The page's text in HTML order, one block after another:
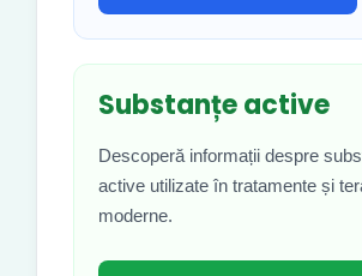
Substanțe active
Descoperă informații despre
active utilizate în tratamente și
moderne.